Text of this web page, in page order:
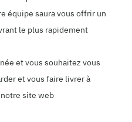
équipe saura vous offrir un
le plus rapidement
et vous souhaitez vous
et vous faire livrer à
site web